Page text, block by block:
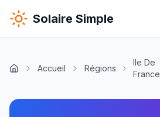
Solaire Simple
Accueil Régions
Ile De
France